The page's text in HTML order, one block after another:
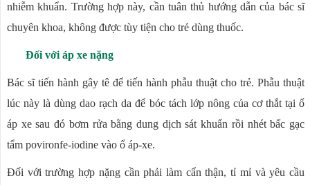
nhiễm khuẩn. Trường hợp này, cần tuân thủ hướng dẫn của bác sĩ
chuyên khoa, không được tùy tiện cho trẻ dùng thuốc.
Đối với áp xe nặng
Bác sĩ tiến hành gây tê để tiến hành phẫu thuật cho trẻ. Phẫu thuật
lúc này là dùng dao rạch da để bóc tách lớp nông của cơ thắt tại ổ
áp xe sau đó bơm rửa bằng dung dịch sát khuẩn rồi nhét bấc gạc
tẩm povironfe-iodine vào ổ áp-xe.
Đối với trường hợp nặng cần phải làm cẩn thận, tỉ mỉ và yêu cầu